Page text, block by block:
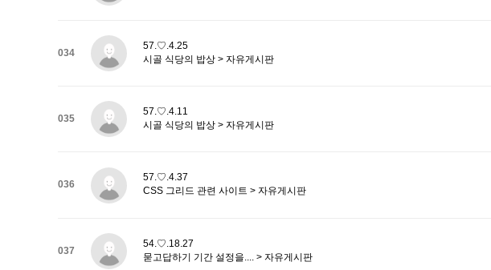
034
57.♡.4.25
시골 식당의 밥상 > 자유게시판
035
57.♡.4.11
시골 식당의 밥상 > 자유게시판
036
57.♡.4.37
CSS 그리드 관련 사이트 > 자유게시판
037
54.♡.18.27
묻고답하기 기간 설정을.... > 자유게시판